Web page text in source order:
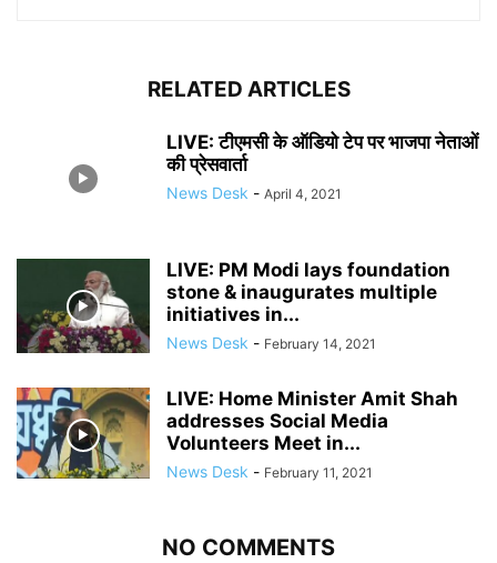
RELATED ARTICLES
LIVE: टीएमसी के ऑडियो टेप पर भाजपा नेताओं
की प्रेसवार्ता
News Desk - April 4, 2021
LIVE: PM Modi lays foundation
stone & inaugurates multiple
initiatives in...
News Desk - February 14, 2021
LIVE: Home Minister Amit Shah
addresses Social Media
Volunteers Meet in...
News Desk - February 11, 2021
NO COMMENTS